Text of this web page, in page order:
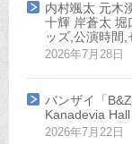
内村颯太 元木
十輝 岸蒼太
ッズ,公演時間,
2026年7月28日
バンザイ「
Kanadevia
2026年7月22日